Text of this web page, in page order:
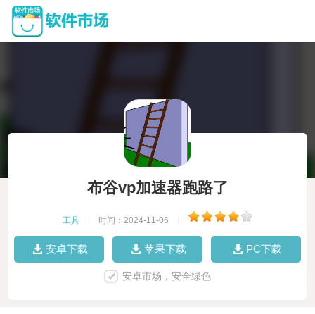
布谷vp加速器跑路了
工具 时间：2024-11-06
安卓下载 苹果下载 PC下载
安卓市场，安全绿色